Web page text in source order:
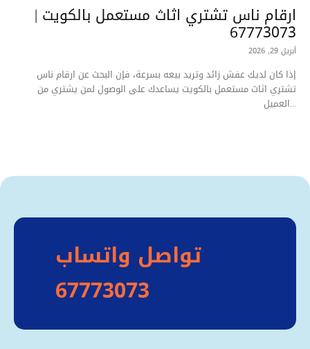
ارقام ناس تشتري اثاث مستعمل بالكويت |
67773073
أبريل 29, 2026
إذا كان لديك عفش زائد وتريد بيعه بسرعة، فإن البحث عن ارقام ناس
تشتري اثاث مستعمل بالكويت يساعدك على الوصول لمن يشتري من
العميل...
تواصل واتساب
67773073